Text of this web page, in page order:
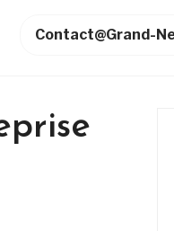
Contact@grand-